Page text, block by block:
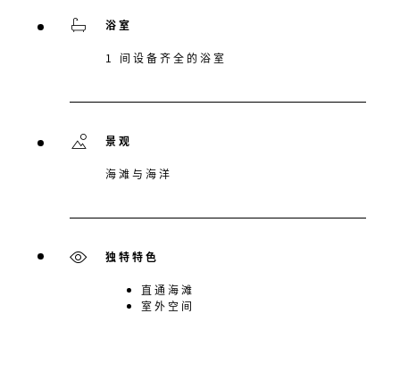
浴室
1 间设备齐全的浴室
景观
海滩与海洋
独特特色
直通海滩
室外空间